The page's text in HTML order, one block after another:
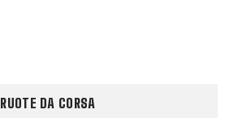
RUOTE DA CORSA